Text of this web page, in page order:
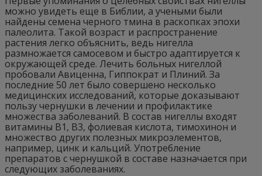
можно увидеть еще в Библии, а учеными были
найдены семена черного тмина в раскопках эпохи
палеолита. Такой возраст и распространение
растения легко объяснить, ведь нигелла
размножается самосевом и быстро адаптируется к
окружающей среде. Лечить больных нигеллой
пробовали Авиценна, Гиппократ и Плиний. За
последние 50 лет было совершено несколько
медицинских исследований, которые доказывают
пользу чернушки в лечении и профилактике
множества заболеваний. В состав нигеллы входят
витамины В1, В3, фолиевая кислота, тимохинон и
множество других полезных микроэлементов,
например, цинк и кальций. Употребление
препаратов с чернушкой в составе назначается при
следующих заболеваниях.